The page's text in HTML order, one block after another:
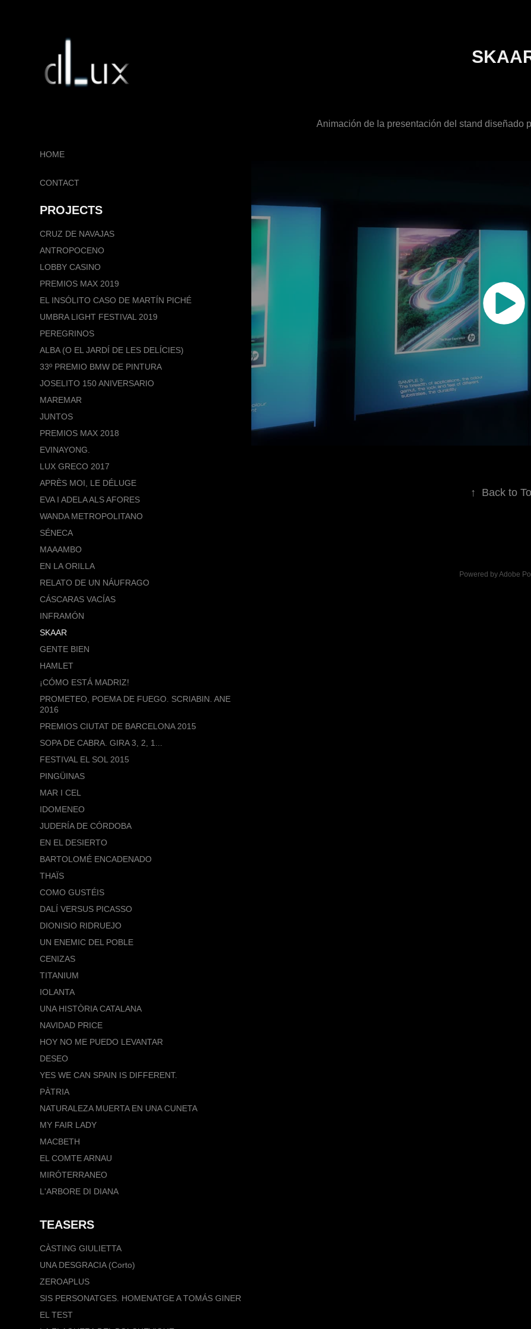
HOME
CONTACT
PROJECTS
CRUZ DE NAVAJAS
ANTROPOCENO
LOBBY CASINO
PREMIOS MAX 2019
EL INSÓLITO CASO DE MARTÍN PICHÉ
UMBRA LIGHT FESTIVAL 2019
PEREGRINOS
ALBA (O EL JARDÍ DE LES DELÍCIES)
33º PREMIO BMW DE PINTURA
JOSELITO 150 ANIVERSARIO
MAREMAR
JUNTOS
PREMIOS MAX 2018
EVINAYONG.
LUX GRECO 2017
APRÈS MOI, LE DÉLUGE
EVA I ADELA ALS AFORES
WANDA METROPOLITANO
SÉNECA
MAAAMBO
EN LA ORILLA
RELATO DE UN NÁUFRAGO
CÁSCARAS VACÍAS
INFRAMÓN
SKAAR
GENTE BIEN
HAMLET
¡CÓMO ESTÁ MADRIZ!
PROMETEO, POEMA DE FUEGO. SCRIABIN. ANE
2016
PREMIOS CIUTAT DE BARCELONA 2015
SOPA DE CABRA. GIRA 3, 2, 1...
FESTIVAL EL SOL 2015
PINGÜINAS
MAR I CEL
IDOMENEO
JUDERÍA DE CÓRDOBA
EN EL DESIERTO
BARTOLOMÉ ENCADENADO
THAÏS
COMO GUSTÉIS
DALÍ VERSUS PICASSO
DIONISIO RIDRUEJO
UN ENEMIC DEL POBLE
CENIZAS
TITANIUM
IOLANTA
UNA HISTÒRIA CATALANA
NAVIDAD PRICE
HOY NO ME PUEDO LEVANTAR
DESEO
YES WE CAN SPAIN IS DIFFERENT.
PÀTRIA
NATURALEZA MUERTA EN UNA CUNETA
MY FAIR LADY
MACBETH
EL COMTE ARNAU
MIRÓTERRANEO
L'ARBORE DI DIANA
TEASERS
CÀSTING GIULIETTA
UNA DESGRACIA (Corto)
ZEROAPLUS
SIS PERSONATGES. HOMENATGE A TOMÁS GINER
EL TEST
Animación de la presentación del stand diseñado
↑ Back to
Powered byAdobe